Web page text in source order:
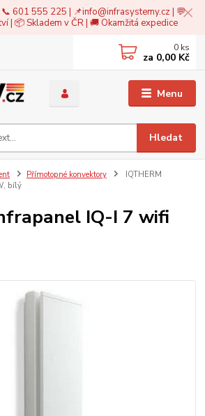
📞 601 555 225 | 📌info@infrasystemy.cz| 💬
| 📦 Skladem v ČR | 🚚 Okamžitá expedice
Menu
Hledat
0 ks
za 0,00 Kč
Přímotopné konvektory
IQTHERM
bílý
IQ-I 7 wifi